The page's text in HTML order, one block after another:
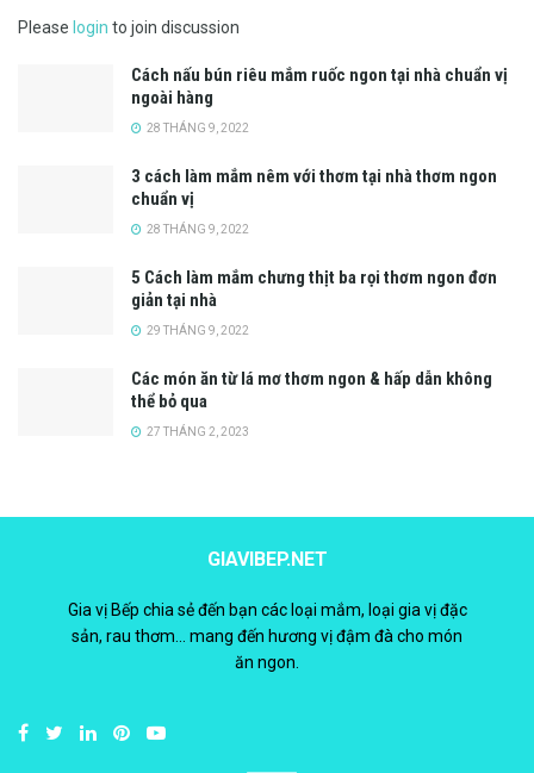
Please login to join discussion
Cách nấu bún riêu mắm ruốc ngon tại nhà chuẩn vị
ngoài hàng
28 THÁNG 9, 2022
3 cách làm mắm nêm với thơm tại nhà thơm ngon
chuẩn vị
28 THÁNG 9, 2022
5 Cách làm mắm chưng thịt ba rọi thơm ngon đơn
giản tại nhà
29 THÁNG 9, 2022
Các món ăn từ lá mơ thơm ngon & hấp dẫn không
thể bỏ qua
27 THÁNG 2, 2023
GIAVIBEP.NET
Gia vị Bếp chia sẻ đến bạn các loại mắm, loại gia vị đặc
sản, rau thơm... mang đến hương vị đậm đà cho món
ăn ngon.